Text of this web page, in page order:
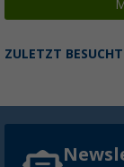
ZULETZT BESUCHT